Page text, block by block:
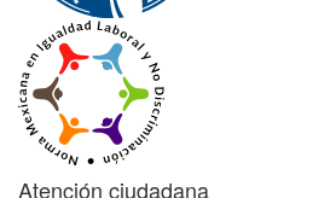
Atención ciudadana